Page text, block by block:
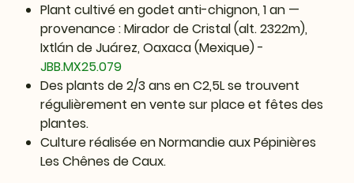
Plant cultivé en godet anti-chignon, 1 an —
provenance : Mirador de Cristal (alt. 2322m),
Ixtlán de Juárez, Oaxaca (Mexique) -
JBB.MX25.079
Des plants de 2/3 ans en C2,5L se trouvent
régulièrement en vente sur place et fêtes des
plantes.
Culture réalisée en Normandie aux Pépinières
Les Chênes de Caux.